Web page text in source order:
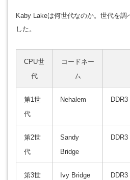
Kaby Lakeは何世代なのか。世代を調
した。
CPU世
代
コードネー
ム
第1世
代
Nehalem DDR3
第2世
代
Sandy
Bridge
DDR3
第3世
Ivy Bridge DDR3